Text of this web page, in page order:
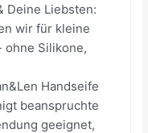
Deine Liebsten:
wir für kleine
ohne Silikone,
Handseife
beanspruchte
geeignet,